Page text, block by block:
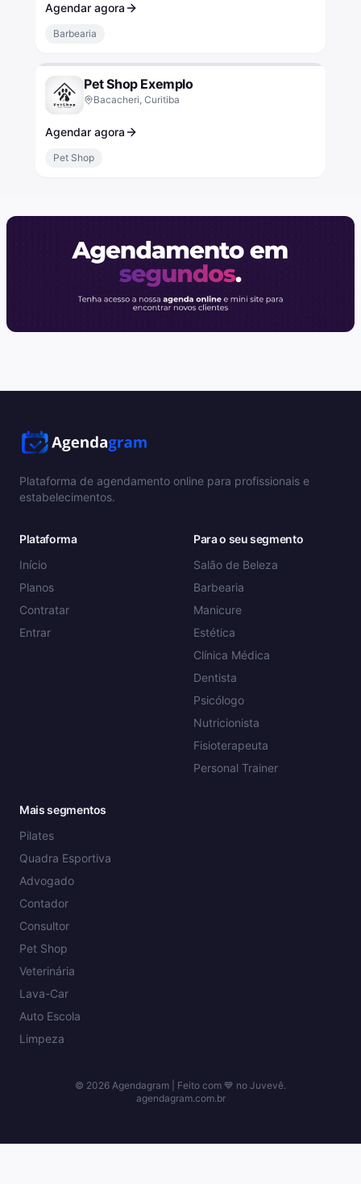
Agendar agora
Barbearia
Pet Shop Exemplo
Bacacheri, Curitiba
Agendar agora
Pet Shop
Plataforma de agendamento online para profissionais e
estabelecimentos.
Plataforma
Início
Planos
Contratar
Entrar
Para o seu segmento
Salão de Beleza
Barbearia
Manicure
Estética
Clínica Médica
Dentista
Psicólogo
Nutricionista
Fisioterapeuta
Personal Trainer
Mais segmentos
Pilates
Quadra Esportiva
Advogado
Contador
Consultor
Pet Shop
Veterinária
Lava-Car
Auto Escola
Limpeza
© 2026 Agendagram | Feito com 💙 no Juvevê.
agendagram.com.br